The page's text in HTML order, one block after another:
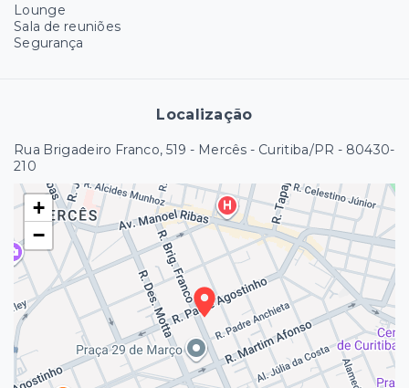
Lounge
Sala de reuniões
Segurança
Localização
Rua Brigadeiro Franco, 519 - Mercês - Curitiba/PR - 80430-
210
+
−